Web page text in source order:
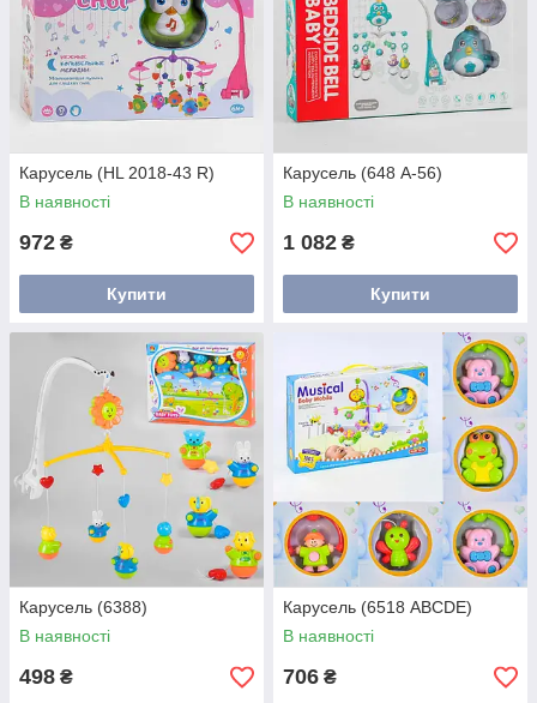
Карусель (HL 2018-43 R)
В наявності
972 ₴
Купити
Карусель (648 A-56)
В наявності
1 082 ₴
Купити
Карусель (6388)
В наявності
498 ₴
Карусель (6518 ABCDE)
В наявності
706 ₴